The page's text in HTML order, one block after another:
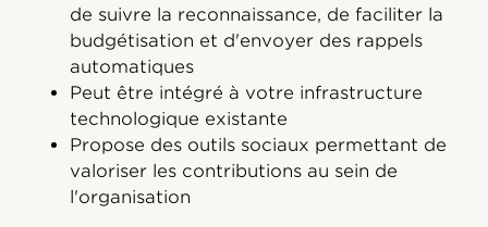
de suivre la reconnaissance, de faciliter la
budgétisation et d'envoyer des rappels
automatiques
Peut être intégré à votre infrastructure
technologique existante
Propose des outils sociaux permettant de
valoriser les contributions au sein de
l'organisation